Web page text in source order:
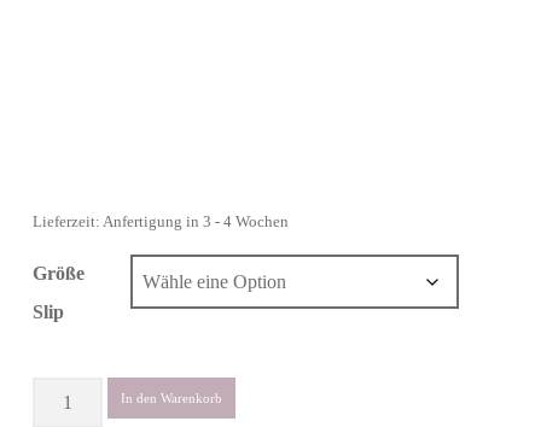
Lieferzeit: Anfertigung in 3 - 4 Wochen
Größe
Slip
In den Warenkorb